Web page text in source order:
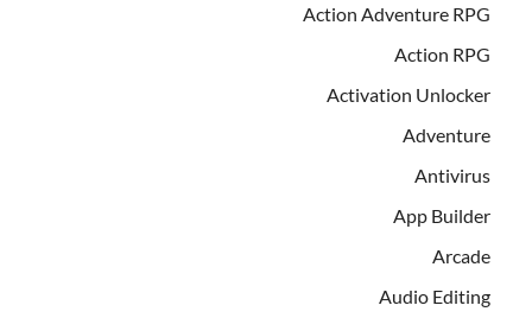
Action Adventure RPG
Action RPG
Activation Unlocker
Adventure
Antivirus
App Builder
Arcade
Audio Editing